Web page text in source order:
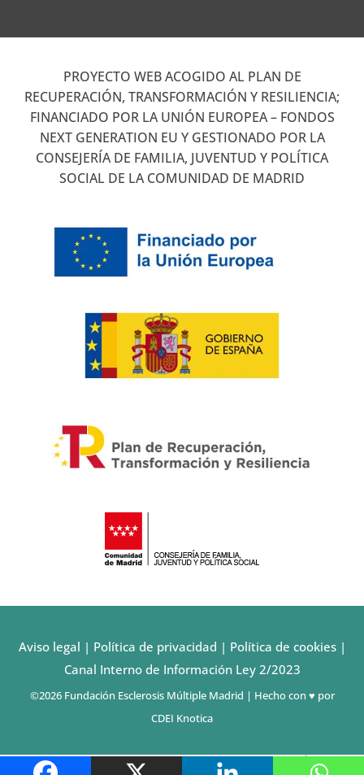
PROYECTO WEB ACOGIDO AL PLAN DE
RECUPERACIÓN, TRANSFORMACIÓN Y RESILIENCIA;
FINANCIADO POR LA UNIÓN EUROPEA – FONDOS
NEXT GENERATION EU Y GESTIONADO POR LA
CONSEJERÍA DE FAMILIA, JUVENTUD Y POLÍTICA
SOCIAL DE LA COMUNIDAD DE MADRID
Aviso legal | Política de privacidad | Política de cookies|
Canal Interno de Información Ley 2/2023
©2026 Fundación Esclerosis Múltiple Madrid | Hecho con ♥ por
CDEI Knotica